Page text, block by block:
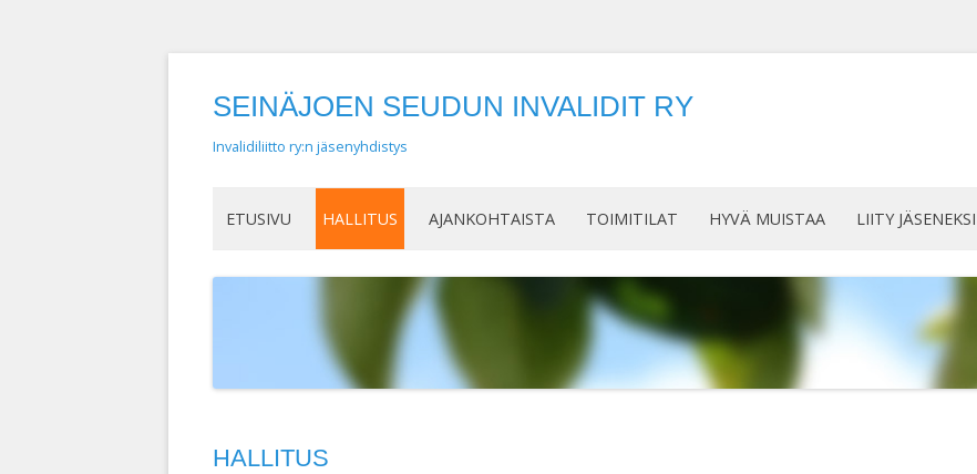
SEINÄJOEN SEUDUN INVALIDIT RY
Invalidiliitto ry:n jäsenyhdistys
sisältöön
ETUSIVU HALLITUS AJANKOHTAISTA TOIMITILAT HYVÄ MUISTAA LIITY JÄSENEKSI
HALLITUS